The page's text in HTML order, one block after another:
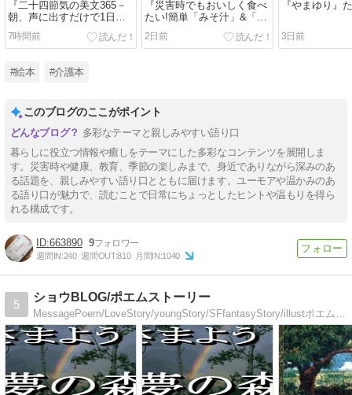
『二十四節気の美文365－
朝、声に出すだけで1日が
輝く』島 永吏子
7時間前
『災害時でもおいしく食べ
たい!簡単「みそ汁」&「ス
ープ」レシピ』
2日前
『やまゆり』
3日前
#絵本 #介護本
このブログのここがポイント
多彩なテーマと親しみやすい語り口
暮らしに役立つ情報や癒しをテーマにした多彩なコンテンツを展開しま
す。災害時や健康、教育、季節の楽しみまで、身近でありながら深みのあ
る話題を、親しみやすい語り口とともに届けます。ユーモアや温かみのあ
る語り口が魅力で、読むことで日常にちょっとしたヒントや温もりを得ら
れる構成です。
663890 9
週間IN:240 週間OUT:810 月間IN:1040
5
ショウBLOG/ポエムストーリー
MessagePoem/LoveStory/youngStory/SFfantasyStory/illustポエム恋愛学園ファンタジーミステリー小説イラスト